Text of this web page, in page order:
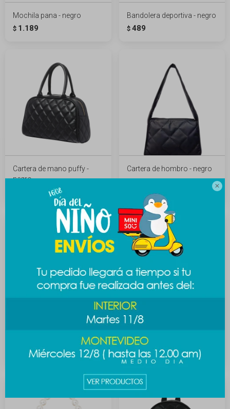

Mochila pana - negro
$ 1.189
Bandolera deportiva - negro
$ 489
Cartera de mano puffy -
negro
Cartera de hombro - negro
789
- blanco
$ 489